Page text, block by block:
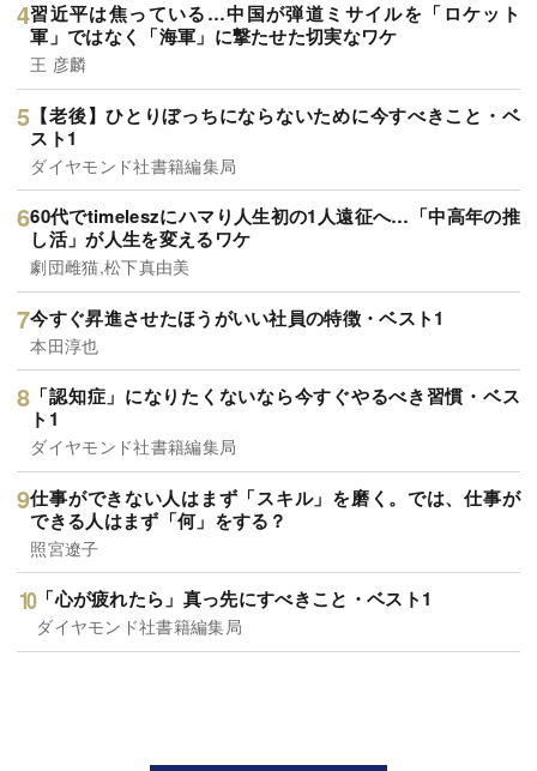
習近平は焦っている…中国が弾道ミサイルを「ロケット
軍」ではなく「海軍」に撃たせた切実なワケ
王 彦麟
【老後】ひとりぼっちにならないために今すべきこと・ベ
スト1
ダイヤモンド社書籍編集局
60代でtimeleszにハマり人生初の1人遠征へ…「中高年の推
し活」が人生を変えるワケ
劇団雌猫,松下真由美
今すぐ昇進させたほうがいい社員の特徴・ベスト1
本田淳也
「認知症」になりたくないなら今すぐやるべき習慣・ベス
ト1
ダイヤモンド社書籍編集局
仕事ができない人はまず「スキル」を磨く。では、仕事が
できる人はまず「何」をする？
照宮遼子
「心が疲れたら」真っ先にすべきこと・ベスト1
ダイヤモンド社書籍編集局